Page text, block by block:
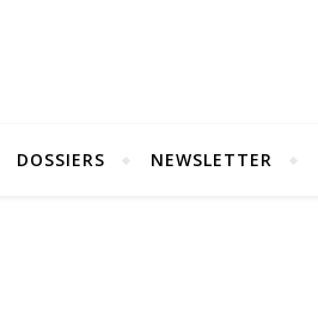
DOSSIERS NEWSLETTER